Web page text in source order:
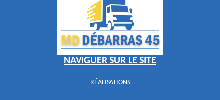
NAVIGUER SUR LE SITE
RÉALISATIONS